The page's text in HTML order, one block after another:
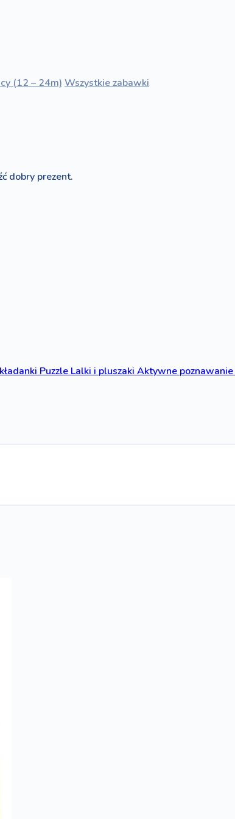
(12 – 24m) Wszystkie zabawki
dobry prezent.
PuzzleLalki i pluszakiAktywne poznawanie